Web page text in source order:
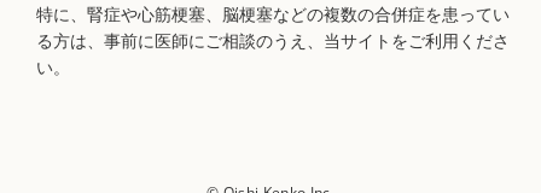
特に、腎症や心筋梗塞、脳梗塞などの複数の合併症を患ってい
る方は、事前に医師にご相談のうえ、当サイトをご利用くださ
い。